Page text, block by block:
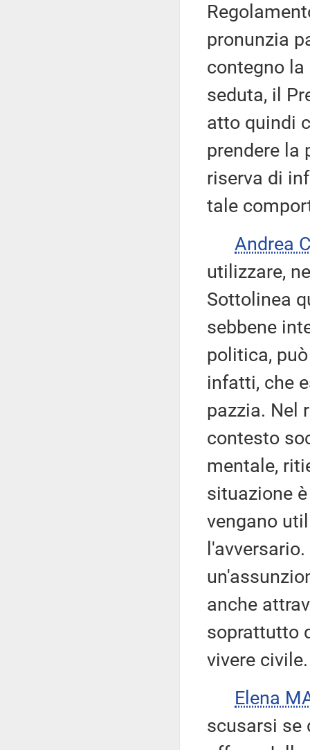
pronunzia
contegno
seduta, il
atto quindi
prendere la
riserva di
tale
Andrea
utilizzare,
Sottolinea
sebbene
politica,
infatti, che
pazzia. Nel
contesto
mentale,
situazione
vengano
anche
soprattutto
vivere civile.
Elena
scusarsi se